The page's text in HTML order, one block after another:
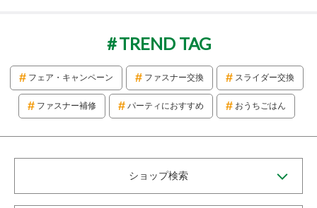
TREND TAG
フェア・キャンペーン ファスナー交換 スライダー交換
ファスナー補修 パーティにおすすめ おうちごはん
ショップ検索